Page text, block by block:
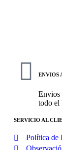
ENVIOS
Envios
todo el
SERVICIO AL
Política de